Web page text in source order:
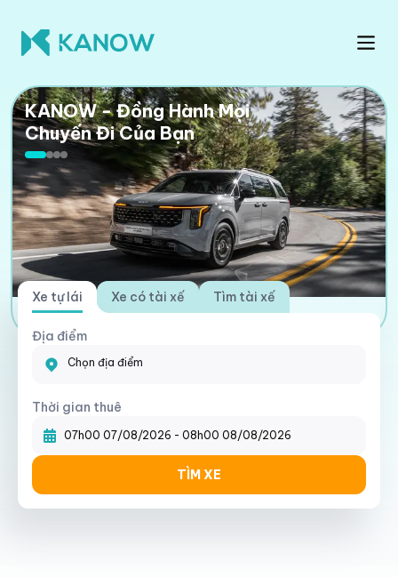
KANOW - Đồng Hành Mọi
Chuyến Đi Của Bạn
Xe tự lái Xe có tài xế Tìm tài xế
Địa điểm
Chọn địa điểm
Thời gian thuê
07h00 07/08/2026 - 08h00 08/08/2026
TÌM XE